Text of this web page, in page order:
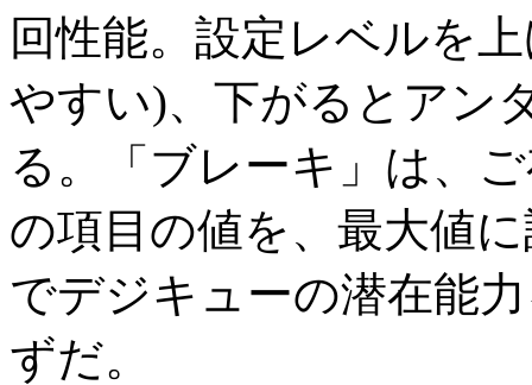
回性能。設定レベルを
やすい)、下がるとアン
る。「ブレーキ」は、
の項目の値を、最大値
でデジキューの潜在能
ずだ。